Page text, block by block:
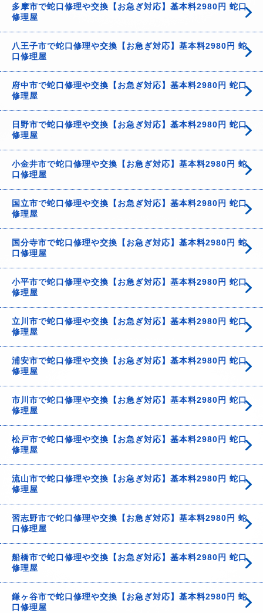
多摩市で蛇口修理や交換【お急ぎ対応】基本料2980円 蛇口
修理屋
八王子市で蛇口修理や交換【お急ぎ対応】基本料2980円 蛇
口修理屋
府中市で蛇口修理や交換【お急ぎ対応】基本料2980円 蛇口
修理屋
日野市で蛇口修理や交換【お急ぎ対応】基本料2980円 蛇口
修理屋
小金井市で蛇口修理や交換【お急ぎ対応】基本料2980円 蛇
口修理屋
国立市で蛇口修理や交換【お急ぎ対応】基本料2980円 蛇口
修理屋
国分寺市で蛇口修理や交換【お急ぎ対応】基本料2980円 蛇
口修理屋
小平市で蛇口修理や交換【お急ぎ対応】基本料2980円 蛇口
修理屋
立川市で蛇口修理や交換【お急ぎ対応】基本料2980円 蛇口
修理屋
浦安市で蛇口修理や交換【お急ぎ対応】基本料2980円 蛇口
修理屋
市川市で蛇口修理や交換【お急ぎ対応】基本料2980円 蛇口
修理屋
松戸市で蛇口修理や交換【お急ぎ対応】基本料2980円 蛇口
修理屋
流山市で蛇口修理や交換【お急ぎ対応】基本料2980円 蛇口
修理屋
習志野市で蛇口修理や交換【お急ぎ対応】基本料2980円 蛇
口修理屋
船橋市で蛇口修理や交換【お急ぎ対応】基本料2980円 蛇口
修理屋
鎌ヶ谷市で蛇口修理や交換【お急ぎ対応】基本料2980円 蛇
口修理屋